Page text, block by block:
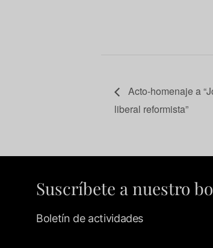
Acto-homenaje a
liberal reformista”
Suscríbete a nuestro
Boletín de actividades